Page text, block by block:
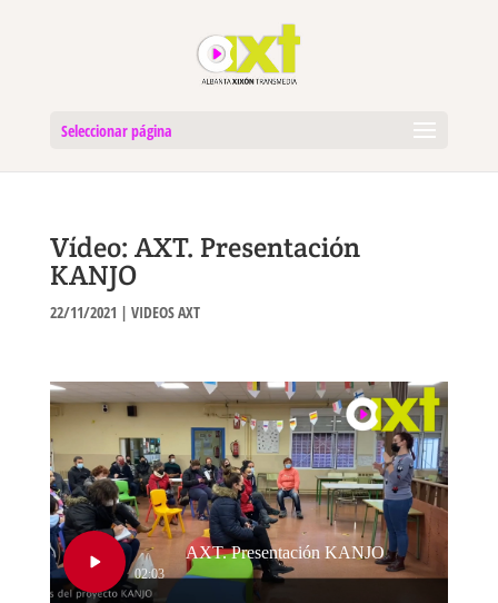
Seleccionar página
Vídeo: AXT. Presentación
KANJO
22/11/2021 | VIDEOS AXT